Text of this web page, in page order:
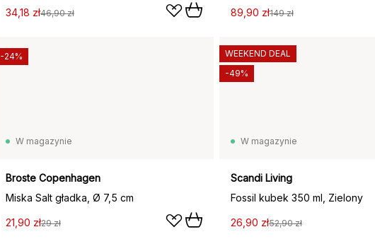
34,18 zł46,90 zł 89,90 zł149 zł
W magazynie
Broste Copenhagen
Miska Salt gładka, Ø 7,5 cm
21,90 zł29 zł
-24%
W magazynie
Scandi Living
Fossil kubek 350 ml, Zielony
26,90 zł52,90 zł
WEEKEND DEAL
-49%